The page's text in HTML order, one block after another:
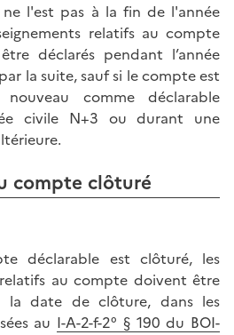
l'est pas à la fin de l'année
relatifs au compte
déclarés pendant l’année
la suite, sauf si le compte est
comme déclarable
civile N+3 ou durant une
compte clôturé
déclarable est clôturé, les
au compte doivent être
la date de clôture, dans les
au I-A-2-f-2° § 190 du BOI-